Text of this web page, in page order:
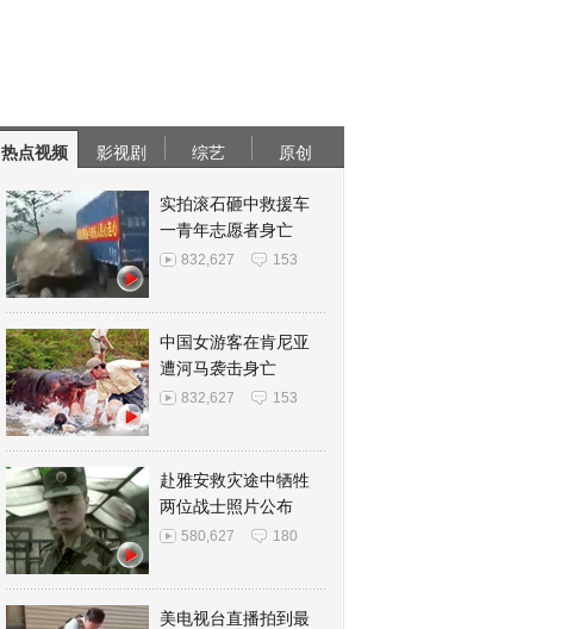
热点视频 影视剧 综艺 原创
实拍滚石砸中救援车
一青年志愿者身亡
832,627 153
中国女游客在肯尼亚
遭河马袭击身亡
832,627 153
赴雅安救灾途中牺牲
两位战士照片公布
580,627 180
美电视台直播拍到最